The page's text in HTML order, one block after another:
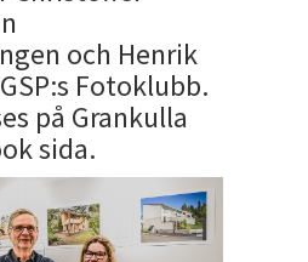
och Henrik
Fotoklubb.
på Grankulla
sida.